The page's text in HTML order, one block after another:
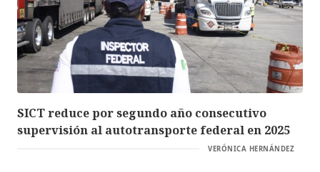
SICT reduce por segundo año consecutivo
supervisión al autotransporte federal en 2025
VERÓNICA HERNÁNDEZ